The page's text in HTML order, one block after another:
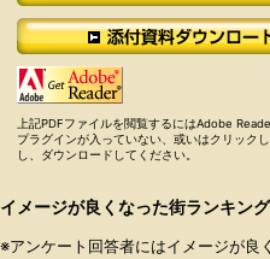
上記PDFファイルを閲覧するにはAdobe
プラグインが入っていない、或いはクリック
し、ダウンロードしてください。
イメージが良くなった街ランキング
※アンケート回答者にはイメージが良